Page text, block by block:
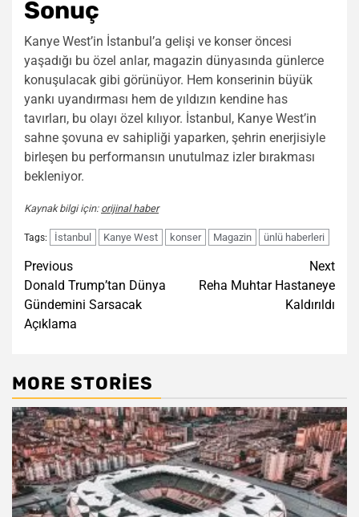
Sonuç
Kanye West’in İstanbul’a gelişi ve konser öncesi
yaşadığı bu özel anlar, magazin dünyasında günlerce
konuşulacak gibi görünüyor. Hem konserinin büyük
yankı uyandırması hem de yıldızın kendine has
tavırları, bu olayı özel kılıyor. İstanbul, Kanye West’in
sahne şovuna ev sahipliği yaparken, şehrin enerjisiyle
birleşen bu performansın unutulmaz izler bırakması
bekleniyor.
Kaynak bilgi için: orijinal haber
Tags: İstanbul Kanye West konser Magazin ünlü haberleri
Post
navigation
Previous
Donald Trump’tan Dünya
Gündemini Sarsacak
Açıklama
Next
Reha Muhtar Hastaneye
Kaldırıldı
MORE STORIES